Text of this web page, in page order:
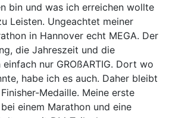
bin und was ich erreichen wollte
Leisten. Ungeachtet meiner
in Hannover echt MEGA. Der
die Jahreszeit und die
nur GROßARTIG. Dort wo
habe ich es auch. Daher bleibt
Medaille. Meine erste
einem Marathon und eine